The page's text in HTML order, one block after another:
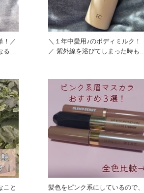
！／
るの
＼１年中愛用♪のボディミルク！
／ 紫外線を浴びてしまった時も、
こと
髪色をピンク系にしているので、